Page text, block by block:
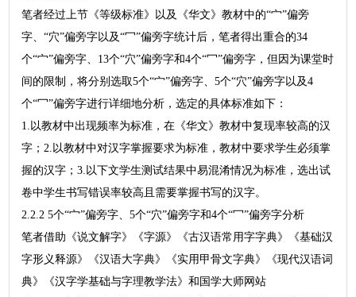
笔者经过上节《等级标准》以及《华文》教材中的“宀”偏旁
字、“穴”偏旁字以及“冖”偏旁字统计后，笔者得出重合的34
个“宀”偏旁字、13个“穴”偏旁字和4个“冖”偏旁字，但因为课堂时
间的限制，将分别选取5个“宀”偏旁字、5个“穴”偏旁字以及4
个“冖”偏旁字进行详细地分析，选定的具体标准如下：
1.以教材中出现频率为标准，在《华文》教材中复现率较高的汉
字；2.以教材中对汉字掌握要求为标准，教材中要求学生必须掌
握的汉字；3.以下文学生测试结果中易混淆情况为标准，选出试
卷中学生书写错误率较高且需要掌握书写的汉字。
2.2.2 5个“宀”偏旁字、5个“穴”偏旁字和4个“冖”偏旁字分析
笔者借助《说文解字》《字源》《古汉语常用字字典》《基础汉
字形义释源》《汉语大字典》《实用甲骨文字典》《现代汉语词
典》《汉字学基础与字理教学法》和国学大师网站